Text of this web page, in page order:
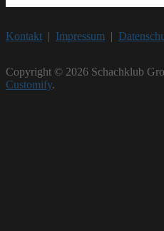
Kontakt | Impressum |
Copyright © 2026 Schachklub
Customify.